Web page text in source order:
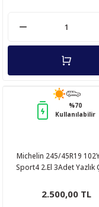
%70
Kullanılabilir
Michelin 245/45R19
Sport4 2.El 3Adet Yazlık
2.500,00 TL